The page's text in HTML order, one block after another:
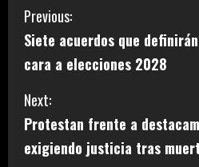
C
o
n
t
i
Previous:
Siete acuerdos que
cara a elecciones 2028
Next:
Protestan frente a
exigiendo justicia tras